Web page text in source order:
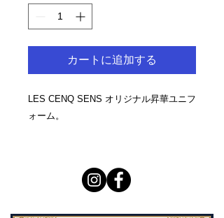
カートに追加する
LES CENQ SENS オリジナル昇華ユニフ
ォーム。